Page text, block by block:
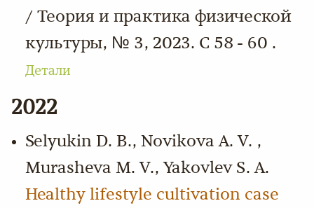
/ Теория и практика физической
культуры, № 3, 2023. С 58 - 60 .
Детали
2022
Selyukin D. B., Novikova A. V. ,
Murasheva M. V., Yakovlev S. A.
Healthy lifestyle cultivation case